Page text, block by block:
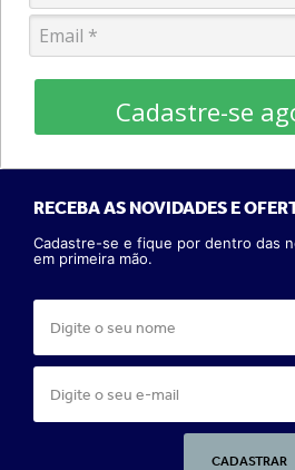
Cadastre-se
RECEBA AS NOVIDADES E
Cadastre-se e fique por dentro das
em primeira mão.
CADASTRAR